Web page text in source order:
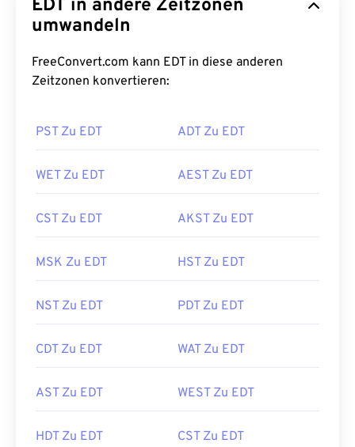
EDT in andere Zeitzonen
umwandeln
FreeConvert.com kann EDT in diese anderen
Zeitzonen konvertieren:
PST Zu EDT ADT Zu EDT
WET Zu EDT AEST Zu EDT
CST Zu EDT AKST Zu EDT
MSK Zu EDT HST Zu EDT
NST Zu EDT PDT Zu EDT
CDT Zu EDT WAT Zu EDT
AST Zu EDT WEST Zu EDT
HDT Zu EDT CST Zu EDT